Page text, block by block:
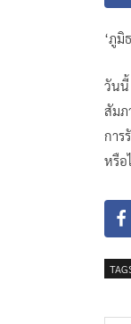
‘ภูมิ
วันนี้
สัมภ
การ
หรือ